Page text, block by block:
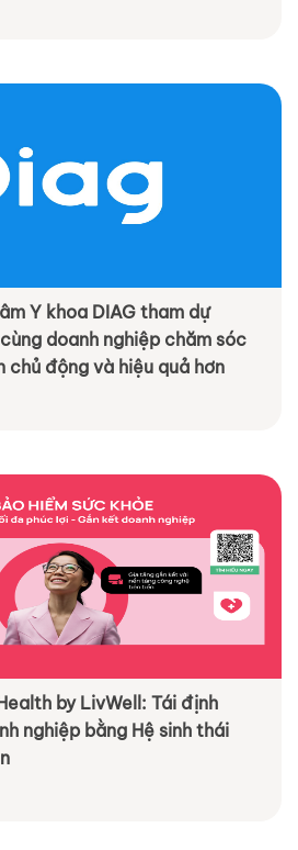
Y khoa DIAG tham dự
doanh nghiệp chăm sóc
chủ động và hiệu quả hơn
by LivWell: Tái định
nghiệp bằng Hệ sinh thái